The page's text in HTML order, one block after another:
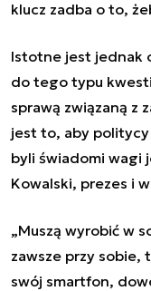
klucz zadba o to,
Istotne jest jednak
do tego typu
sprawą związaną z
jest to, aby
byli świadomi wagi
Kowalski, prezes i
„Muszą wyrobić w
zawsze przy sobie,
swój smartfon,